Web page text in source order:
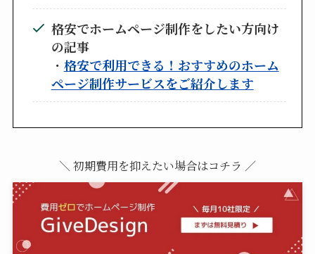
格安でホームページ制作をしたい方向け
の記事
・ 格安で利用できる！おすすめのホーム
ページ制作サービスをご紹介します
＼ 初期費用を抑えたい場合はコチラ ／